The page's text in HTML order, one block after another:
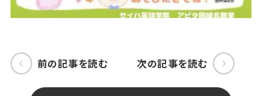
前の記事を読む 次の記事を読む